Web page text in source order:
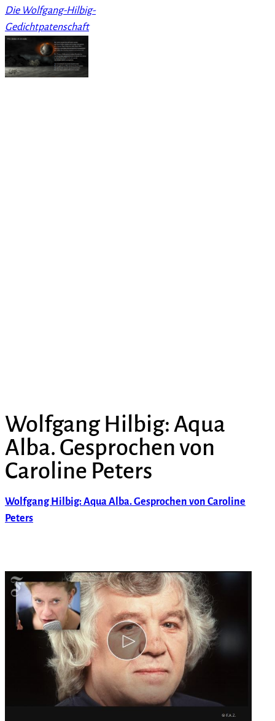
Die Wolfgang-Hilbig-
Gedichtpatenschaft
Wolfgang Hilbig: Aqua
Alba. Gesprochen von
Caroline Peters
Wolfgang Hilbig: Aqua Alba. Gesprochen von Caroline
Peters